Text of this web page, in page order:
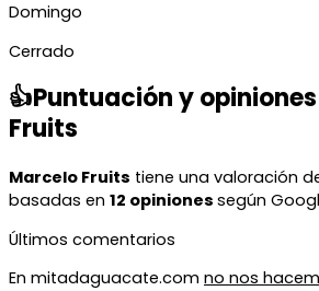
Domingo
Cerrado
👍Puntuación y
Fruits
Marcelo Fruits tiene una valoración
basadas en 12 opiniones según
Últimos comentarios
En mitadaguacate.com no nos